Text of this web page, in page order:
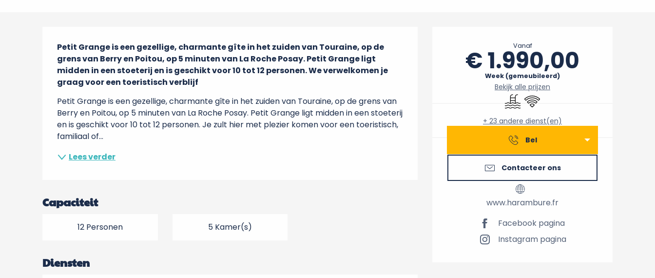
Openingstijden en
Vanaf
€ 1.990,00
Week (gemeubileerd)
Bekijk alle prijzen
Zwembad
Wifi
+ 23 andere dienst(en)
Bel
Contacteer ons
www.harambure.fr
Facebook pagina
Instagram pagina
Beschrijving
Petit Grange is een gezellige, charmante gîte in het zuiden van Touraine, op de
grens van Berry en Poitou, op 5 minuten van La Roche Posay. Petit Grange ligt
midden in een stoeterij en is geschikt voor 10 tot 12 personen. We verwelkomen je
graag voor een toeristisch verblijf
Petit Grange is een gezellige, charmante gîte in het zuiden van Touraine, op de grens van
Berry en Poitou, op 5 minuten van La Roche Posay. Petit Grange ligt midden in een stoeterij
en is geschikt voor 10 tot 12 personen. Je zult hier met plezier komen voor een toeristisch,
familiaal of...
Lees verder
Capaciteit
12 Personen 5 Kamer(s)
Diensten